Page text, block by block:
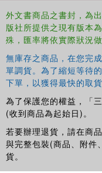
外文書商品之書封，為
版社所提供之現有版本
殊，匯率將依實際狀況做
無庫存之商品，在您完
單調貨。為了縮短等待
下單，以獲得最快的取
為了保護您的權益，「
(收到商品為起始日)。
若要辦理退貨，請在商
與完整包裝(商品、附件
貨。